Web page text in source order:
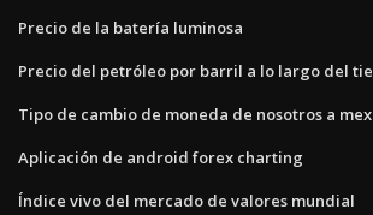
Precio de la batería luminosa
Precio del petróleo por barril a lo largo del
Tipo de cambio de moneda de nosotros a
Aplicación de android forex charting
Índice vivo del mercado de valores mundial